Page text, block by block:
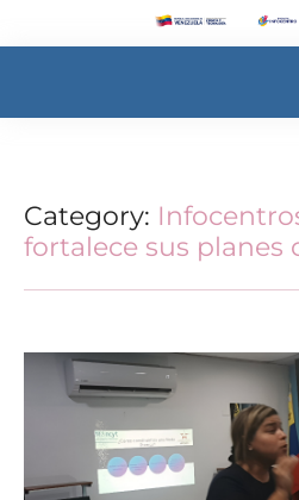
Category:
fortalece sus planes